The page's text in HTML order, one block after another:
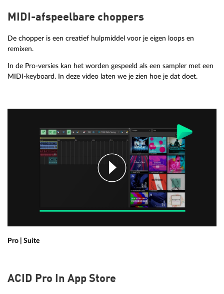
MIDI-afspeelbare choppers
De chopper is een creatief hulpmiddel voor je eigen loops en
remixen.
In de Pro-versies kan het worden gespeeld als een sampler met een
MIDI-keyboard. In deze video laten we je zien hoe je dat doet.
Pro | Suite
ACID Pro In App Store